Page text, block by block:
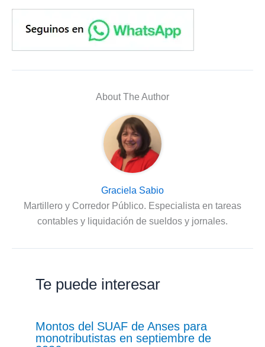
About The Author
Graciela Sabio
Martillero y Corredor Público. Especialista en tareas
contables y liquidación de sueldos y jornales.
Te puede interesar
Montos del SUAF de Anses para
monotributistas en septiembre de